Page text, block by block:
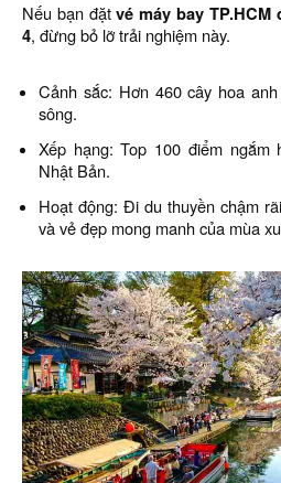
Nếu bạn đặtvé máy bay
4, đừng bỏ lỡ trải nghiệm này.
Cảnh sắc: Hơn 460 cây hoa
sông.
Xếp hạng: Top 100 điểm
Nhật Bản.
Hoạt động: Đi du thuyền chậm
và vẻ đẹp mong manh của mùa